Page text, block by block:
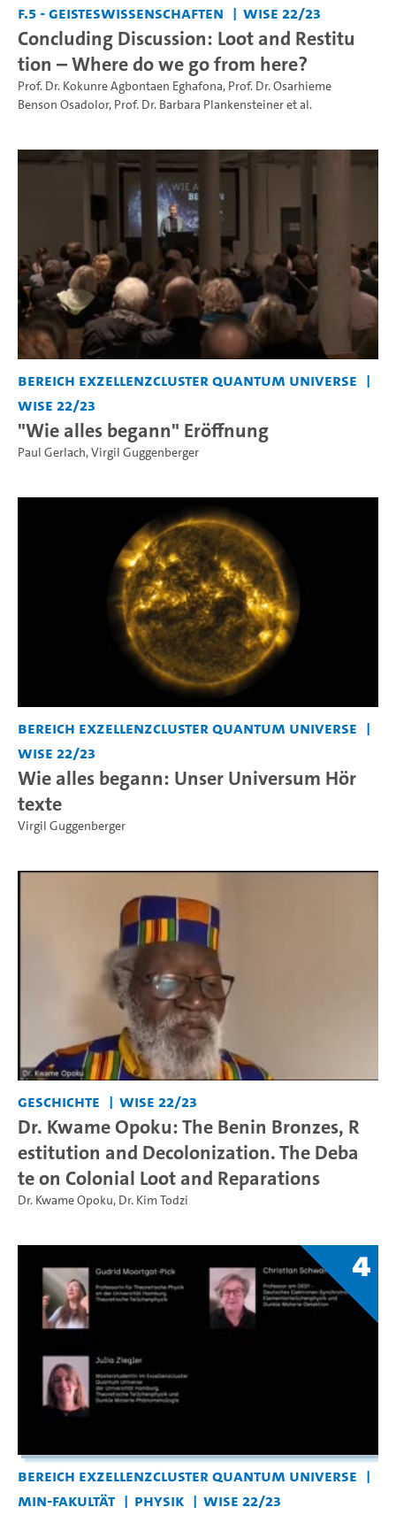
F.5 - Geisteswissenschaften WiSe 22/23
Concluding Discussion: Loot and Restitu
tion – Where do we go from here?
Prof. Dr. Kokunre Agbontaen Eghafona, Prof. Dr. Osarhieme
Benson Osadolor, Prof. Dr. Barbara Plankensteineret al.
Bereich Exzellenzcluster Quantum Universe
WiSe 22/23
"Wie alles begann" Eröffnung
Paul Gerlach,Virgil Guggenberger
Bereich Exzellenzcluster Quantum Universe
WiSe 22/23
Wie alles begann: Unser Universum Hör
texte
Virgil Guggenberger
Geschichte WiSe 22/23
Dr. Kwame Opoku: The Benin Bronzes, R
estitution and Decolonization. The Deba
te on Colonial Loot and Reparations
Dr. Kwame Opoku, Dr. Kim Todzi
4
Bereich Exzellenzcluster Quantum Universe
MIN-Fakultät
Physik WiSe 22/23